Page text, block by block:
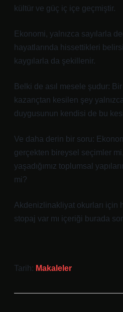
kültür ve güç iç içe geçmiştir.
Ekonomi, yalnızca sayılarla
hayatlarında hissettikleri
kaygılarla da şekillenir.
Belki de asıl mesele şudur:
kazançtan kesilen şey
duygusunun kendisi de bu
Ve daha derin bir soru:
gerçekten bireysel seçimler
yaşadığımız toplumsal
mi?
Akdenizlinakliyat okurları için
stopaj var mı içeriği burada
Tarih: Makaleler